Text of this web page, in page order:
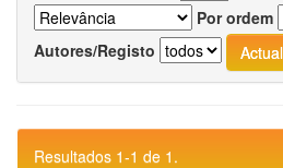
Por ordem
Autores/Registo
Resultados 1-1 de 1.